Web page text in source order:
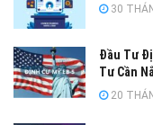
30
Đầu Tư
Tư Cần
20